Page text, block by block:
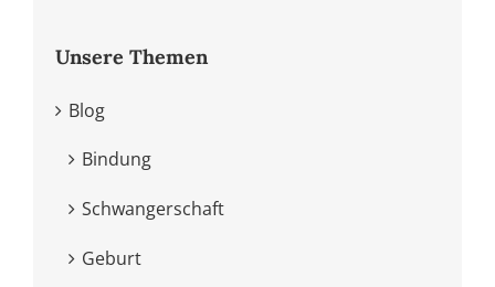
Unsere Themen
Blog
Bindung
Schwangerschaft
Geburt